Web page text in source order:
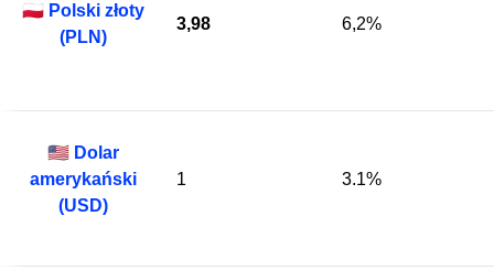
🇵🇱 Polski złoty
(PLN)
3,98 6,2%
🇺🇸 Dolar
amerykański
(USD)
1 3.1%